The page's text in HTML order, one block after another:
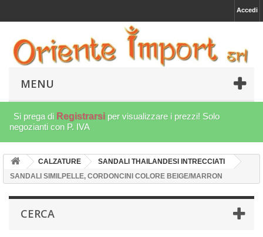
Accedi
MENU
Si prega di Registrarsi per visualizzare i prezzi! Solo
negozianti con P. IVA
CALZATURE
SANDALI THAILANDESI INTRECCIATI
SANDALI SIMILPELLE, CORDONCINI COLORE BEIGE/MARRON
CERCA